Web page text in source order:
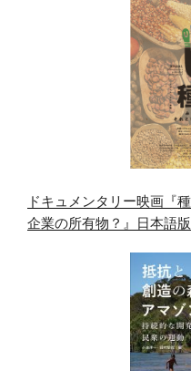
ドキュメンタリー映画『
企業の所有物？』日本語版